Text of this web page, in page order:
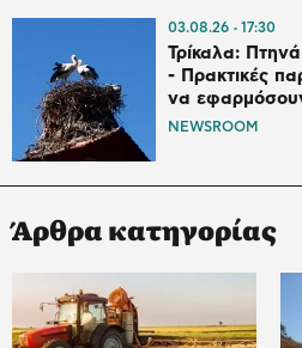
03.08.26 17:30
Τρίκαλα:
- Πρακτικές
να
NEWSROOM
Άρθρα κατηγορίας